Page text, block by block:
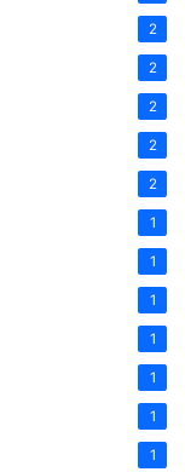
2
2
2
2
2
1
1
1
1
1
1
1